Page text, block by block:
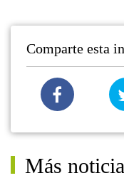
Comparte esta
Más